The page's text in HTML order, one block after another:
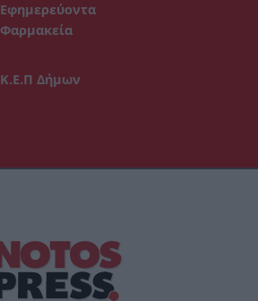
Εφημερεύοντα
Φαρμακεία
Κ.Ε.Π Δήμων